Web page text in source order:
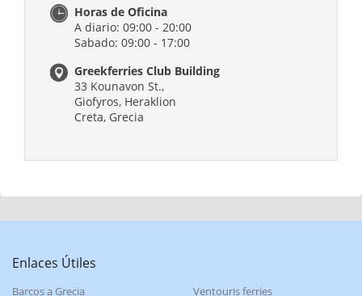
Horas de Oficina
A diario: 09:00 - 20:00
Sabado: 09:00 - 17:00
Greekferries Club Building
33 Kounavon St.,
Giofyros, Heraklion
Creta, Grecia
Enlaces Útiles
Barcos a Grecia
Ventouris ferries